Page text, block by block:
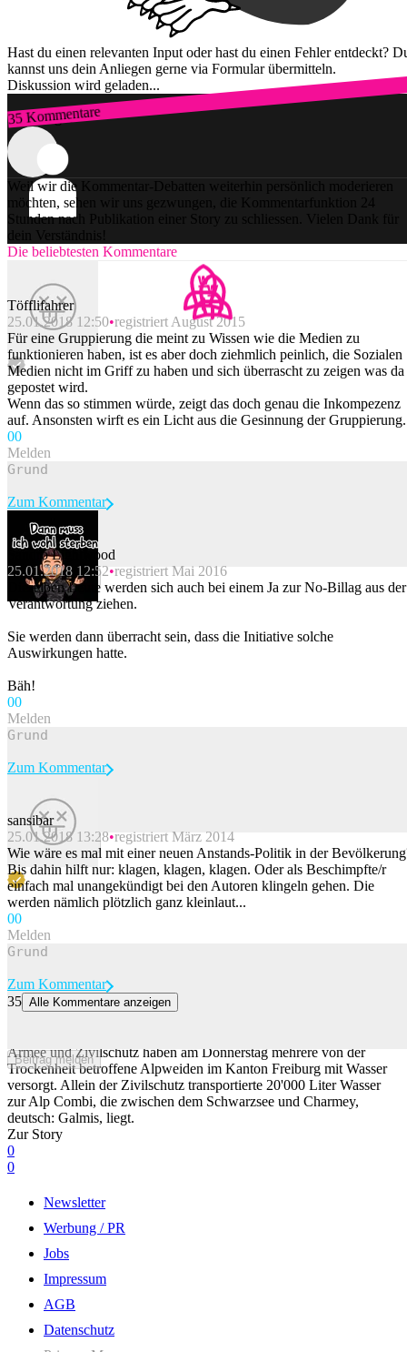
Hast du einen relevanten Input oder hast du einen Fehler entdeckt?
kannst uns dein Anliegen gerne via Formular übermitteln.
Diskussion wird geladen...
35 Kommentare
Zum Login
Weil wir die Kommentar-Debatten weiterhin persönlich moderieren
möchten, sehen wir uns gezwungen, die Kommentarfunktion 24
Stunden nach Publikation einer Story zu schliessen. Vielen Dank für
dein Verständnis!
Die beliebtesten Kommentare
Töfflifahrer
25.01.2018 12:50 registriert August 2015
Für eine Gruppierung die meint zu Wissen wie die Medien zu
funktionieren haben, ist es aber doch ziehmlich peinlich, die Sozialen
Medien nicht im Griff zu haben und sich überrascht zu zeigen was da
gepostet wird.
Wenn das so stimmen würde, zeigt das doch genau die Inkompezenz
auf. Ansonsten wirft es ein Licht aus die Gesinnung der Gruppierung.
00
Melden
Beitrag melden
Zum Kommentar
Sandro Lightwood
25.01.2018 12:52 registriert Mai 2016
Dieselben Leute werden sich auch bei einem Ja zur No-Billag aus der
Verantwortung ziehen.
Sie werden dann überracht sein, dass die Initiative solche
Auswirkungen hatte.
Bäh!
00
Melden
Beitrag melden
Zum Kommentar
sansibar
25.01.2018 13:28 registriert März 2014
Wie wäre es mal mit einer neuen Anstands-Politik in der
Bis dahin hilft nur: klagen, klagen, klagen. Oder als Beschimpfte/r
einfach mal unangekündigt bei den Autoren klingeln gehen. Die
werden nämlich plötzlich ganz kleinlaut...
00
Melden
Beitrag melden
Zum Kommentar
35 Alle Kommentare anzeigen
Armee und Zivilschutz haben am Donnerstag mehrere von der
Trockenheit betroffene Alpweiden im Kanton Freiburg mit Wasser
versorgt. Allein der Zivilschutz transportierte 20'000 Liter Wasser
zur Alp Combi, die zwischen dem Schwarzsee und Charmey,
deutsch: Galmis, liegt.
Zur Story
0
0
Newsletter
Werbung / PR
Jobs
Impressum
AGB
Datenschutz